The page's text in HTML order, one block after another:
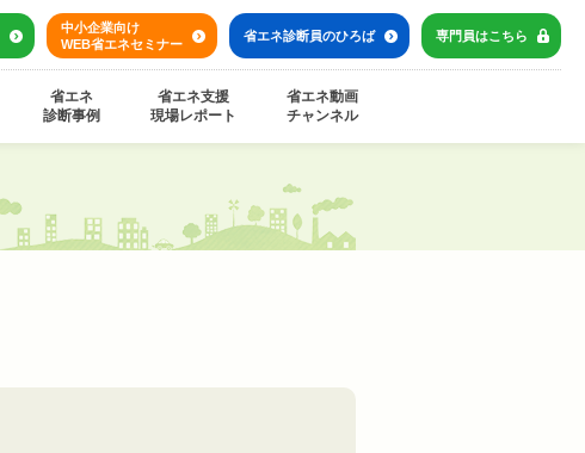
中小企業向け
WEB省エネセミナー
省エネ診断員のひろば 専門員はこちら
省エネ
診断事例
省エネ支援
現場レポート
省エネ動画
チャンネル